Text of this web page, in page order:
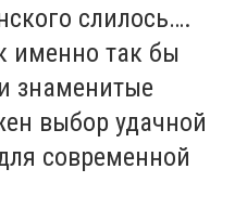
слилось….
именно так бы
знаменитые
выбор удачной
современной